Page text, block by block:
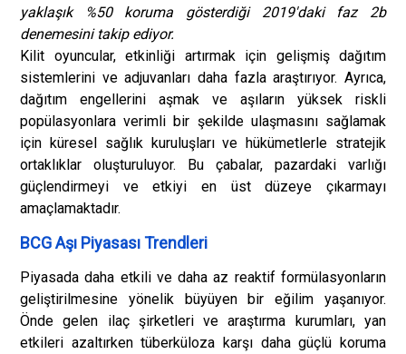
yaklaşık %50 koruma gösterdiği 2019'daki faz 2b
denemesini takip ediyor.
Kilit oyuncular, etkinliği artırmak için gelişmiş dağıtım
sistemlerini ve adjuvanları daha fazla araştırıyor. Ayrıca,
dağıtım engellerini aşmak ve aşıların yüksek riskli
popülasyonlara verimli bir şekilde ulaşmasını sağlamak
için küresel sağlık kuruluşları ve hükümetlerle stratejik
ortaklıklar oluşturuluyor. Bu çabalar, pazardaki varlığı
güçlendirmeyi ve etkiyi en üst düzeye çıkarmayı
amaçlamaktadır.
BCG Aşı Piyasası Trendleri
Piyasada daha etkili ve daha az reaktif formülasyonların
geliştirilmesine yönelik büyüyen bir eğilim yaşanıyor.
Önde gelen ilaç şirketleri ve araştırma kurumları, yan
etkileri azaltırken tüberküloza karşı daha güçlü koruma